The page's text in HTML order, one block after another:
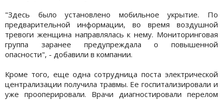
"Здесь было установлено мобильное укрытие. По
предварительной информации, во время воздушной
тревоги женщина направлялась к нему. Мониторинговая
группа заранее предупреждала о повышенной
опасности", - добавили в компании.
Кроме того, еще одна сотрудница поста электрической
централизации получила травмы. Ее госпитализировали и
уже прооперировали. Врачи диагностировали перелом